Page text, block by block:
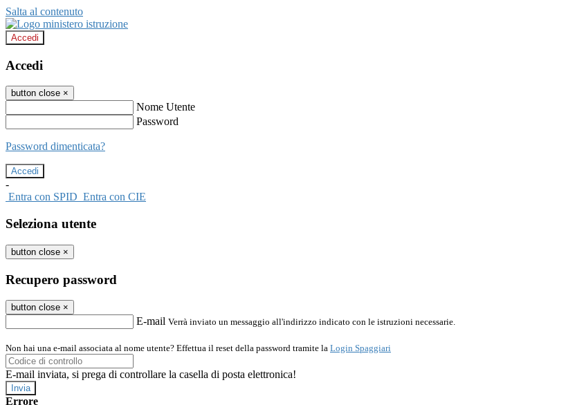
Salta al contenuto
Accedi
Accedi
button close ×
Nome Utente
Password
Password dimenticata?
-
Entra con SPID Entra con CIE
Seleziona utente
button close ×
Recupero password
button close ×
E-mail Verrà inviato un messaggio all'indirizzo indicato con le istruzioni necessarie.
Non hai una e-mail associata al nome utente? Effettua il reset della password tramite la Login Spaggiari
E-mail inviata, si prega di controllare la casella di posta elettronica!
Errore